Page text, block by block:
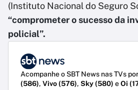
(Instituto Nacional do Seguro
“comprometer o sucesso da
policial”.
Acompanhe o SBT News nas TVs
(586), Vivo (576), Sky (580) eOi